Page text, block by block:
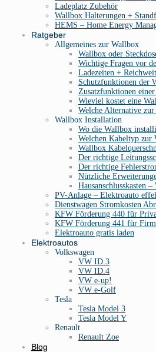
Ladeplatz Zubehör
Wallbox Halterungen +
HEMS – Home Energy
Ratgeber
Allgemeines zur Wallbox
Wallbox oder
Wichtige Fragen vor
Ladezeiten +
Schutzfunktionen der
Zusatzfunktionen
Wieviel kostet eine
Welche Alternative
Wallbox Installation
Wo die Wallbox
Welchen Kabeltyp zur
Wallbox
Der richtige
Der richtige
Nützliche
Hausanschlusskasten
PV-Anlage – Elektroauto
Dienstwagen Stromkosten
KFW Förderung 440 für
KFW Förderung 441 für
Elektroauto gratis laden
Elektroautos
Volkswagen
VW ID.3
VW ID.4
VW e-up!
VW e-Golf
Tesla
Tesla Model 3
Tesla Model Y
Renault
Renault Zoe
Blog